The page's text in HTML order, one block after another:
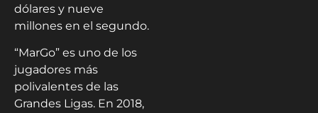
dólares y nueve
millones en el segundo.
“MarGo” es uno de los
jugadores más
polivalentes de las
Grandes Ligas. En 2018,